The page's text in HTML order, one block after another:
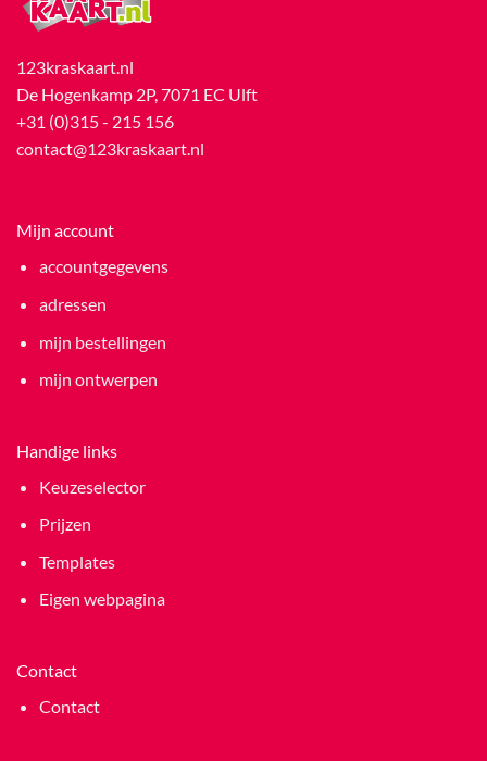
123kraskaart.nl
De Hogenkamp 2P, 7071 EC Ulft
+31 (0)315 - 215 156
contact@123kraskaart.nl
Mijn account
accountgegevens
adressen
mijn bestellingen
mijn ontwerpen
Handige links
Keuzeselector
Prijzen
Templates
Eigen webpagina
Contact
Contact